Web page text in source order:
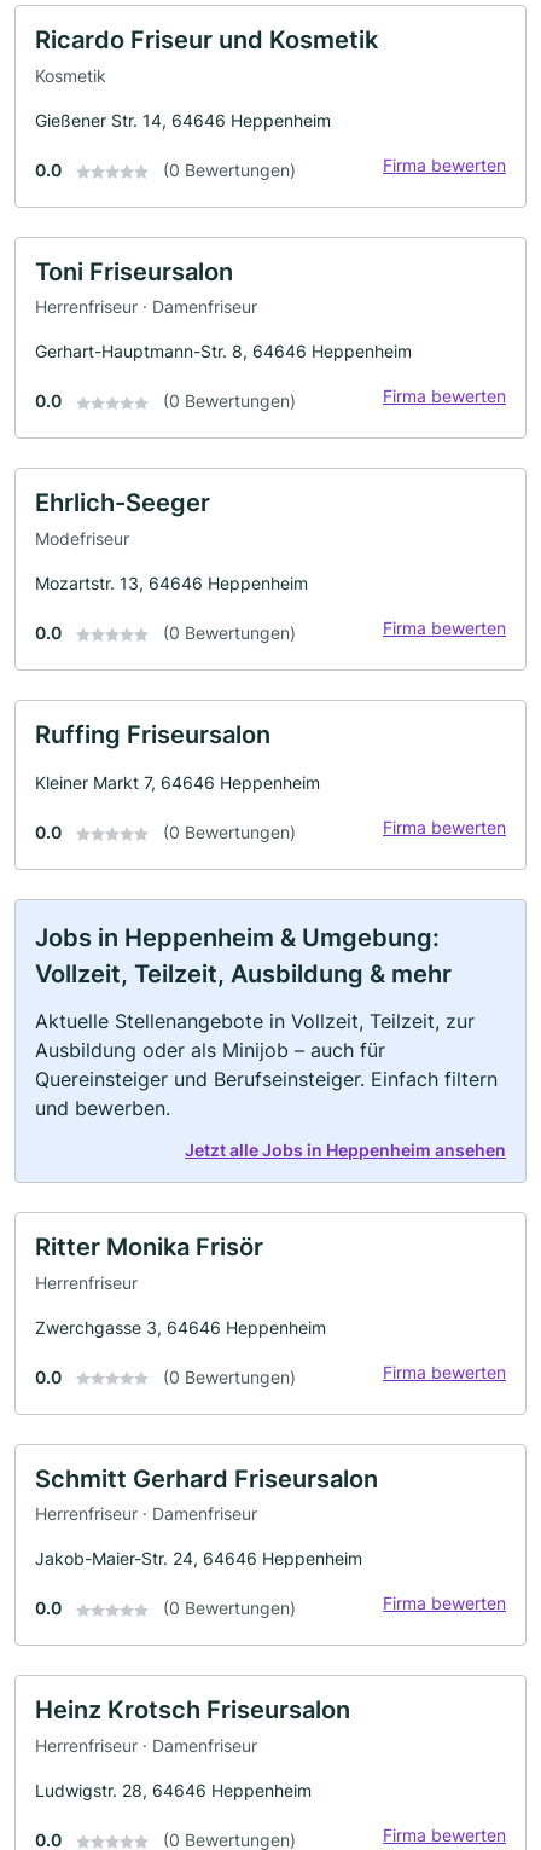
Ricardo Friseur und Kosmetik
Kosmetik
Gießener Str. 14, 64646 Heppenheim
0.0 (0 Bewertungen) Firma bewerten
Toni Friseursalon
Herrenfriseur · Damenfriseur
Gerhart-Hauptmann-Str. 8, 64646 Heppenheim
0.0 (0 Bewertungen) Firma bewerten
Ehrlich-Seeger
Modefriseur
Mozartstr. 13, 64646 Heppenheim
0.0 (0 Bewertungen) Firma bewerten
Ruffing Friseursalon
Kleiner Markt 7, 64646 Heppenheim
0.0 (0 Bewertungen) Firma bewerten
Jobs in Heppenheim & Umgebung:
Vollzeit, Teilzeit, Ausbildung & mehr
Aktuelle Stellenangebote in Vollzeit, Teilzeit, zur
Ausbildung oder als Minijob – auch für
Quereinsteiger und Berufseinsteiger. Einfach filtern
und bewerben.
Jetzt alle Jobs in Heppenheim ansehen
Ritter Monika Frisör
Herrenfriseur
Zwerchgasse 3, 64646 Heppenheim
0.0 (0 Bewertungen) Firma bewerten
Schmitt Gerhard Friseursalon
Herrenfriseur · Damenfriseur
Jakob-Maier-Str. 24, 64646 Heppenheim
0.0 (0 Bewertungen) Firma bewerten
Heinz Krotsch Friseursalon
Herrenfriseur · Damenfriseur
Ludwigstr. 28, 64646 Heppenheim
0.0 (0 Bewertungen) Firma bewerten